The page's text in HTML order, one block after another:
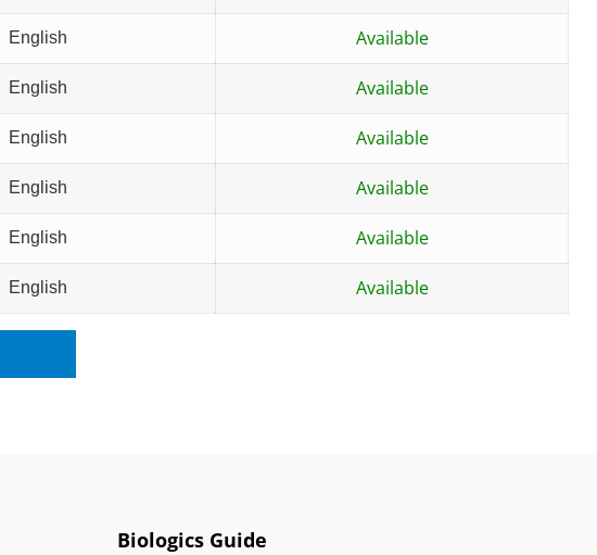
English Available
English Available
English Available
English Available
English Available
English Available
Biologics Guide